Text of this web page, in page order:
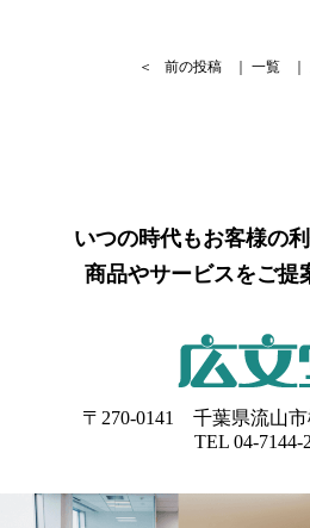
＜ 前の投稿 一覧
いつの時代もお客様の
商品やサービスをご提
〒270-0141 千葉県流山
TEL 04-7144-